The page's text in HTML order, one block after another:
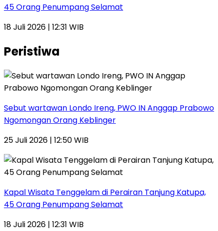
45 Orang Penumpang Selamat
18 Juli 2026 | 12:31 WIB
Peristiwa
Sebut wartawan Londo Ireng, PWO IN Anggap Prabowo
Ngomongan Orang Keblinger
25 Juli 2026 | 12:50 WIB
Kapal Wisata Tenggelam di Perairan Tanjung Katupa,
45 Orang Penumpang Selamat
18 Juli 2026 | 12:31 WIB